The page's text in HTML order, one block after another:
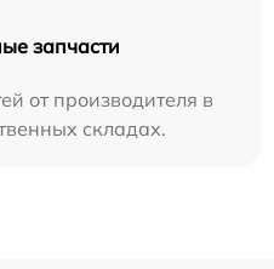
запчасти
от производителя в
складах.